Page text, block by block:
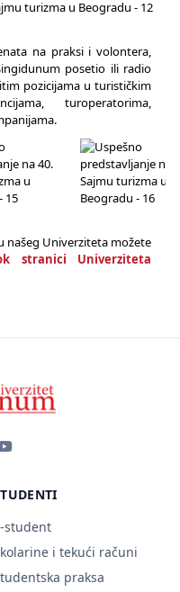
na praksi i volontera,
posetio ili radio
pozicijama u turističkim
turoperatorima,
našeg Univerziteta možete
stranici Univerziteta
student
i tekući računi
praksa